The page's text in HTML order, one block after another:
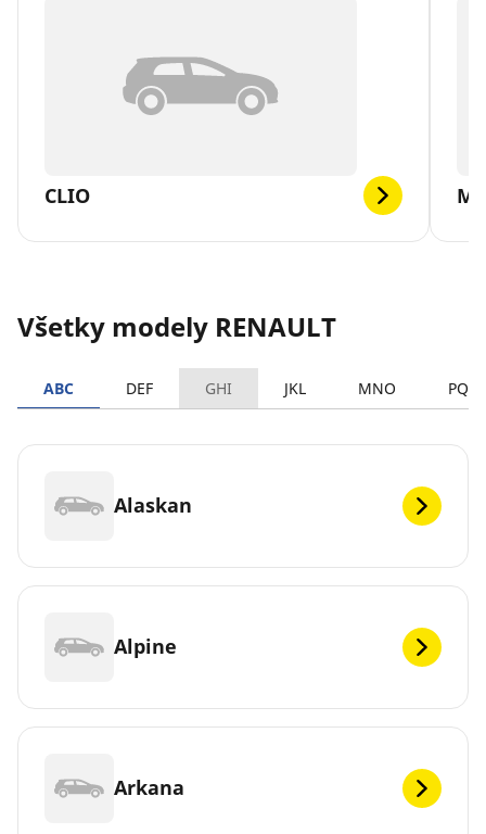
CLIO
Všetky modely RENAULT
ABC DEF GHI JKL MNO PQRS
Alaskan
Alpine
Arkana